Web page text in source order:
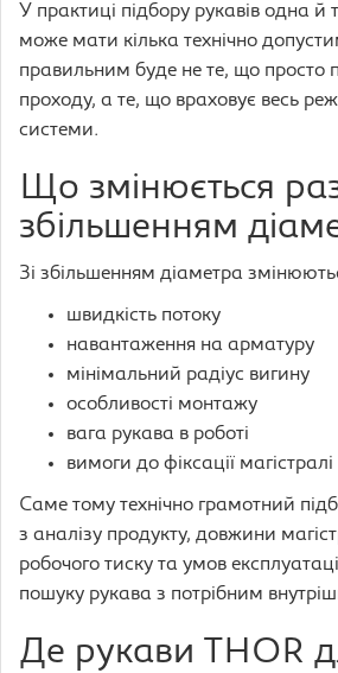
У практиці підбору рукавів одна
може мати кілька технічно
правильним буде не те, що просто
проходу, а те, що враховує весь
системи.
Що змінюється
збільшенням
Зі збільшенням діаметра
швидкість потоку
навантаження на арматуру
мінімальний радіус вигину
особливості монтажу
вага рукава в роботі
вимоги до фіксації магістралі
Саме тому технічно грамотний
з аналізу продукту, довжини
робочого тиску та умов
пошуку рукава з потрібним
Де рукави THOR